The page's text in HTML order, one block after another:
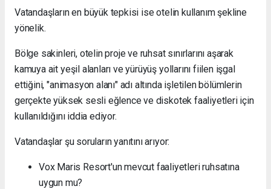
Vatandaşların en büyük tepkisi ise otelin kullanım şekline
yönelik.
Bölge sakinleri, otelin proje ve ruhsat sınırlarını aşarak
kamuya ait yeşil alanları ve yürüyüş yollarını fiilen işgal
ettiğini, "animasyon alanı" adı altında işletilen bölümlerin
gerçekte yüksek sesli eğlence ve diskotek faaliyetleri için
kullanıldığını iddia ediyor.
Vatandaşlar şu soruların yanıtını arıyor:
Vox Maris Resort'un mevcut faaliyetleri ruhsatına
uygun mu?